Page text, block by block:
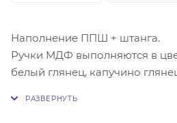
Наполнение ППШ + штанга.
Ручки МДФ выполняются в
белый глянец, капучино